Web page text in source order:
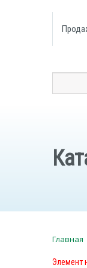
Главная
Элемент